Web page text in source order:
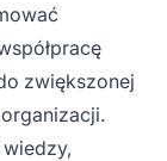
zwiększonej